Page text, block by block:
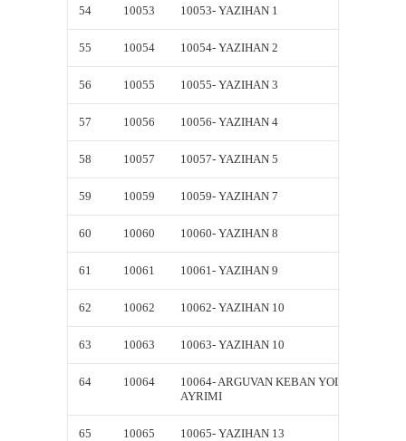
54 10053 10053- YAZIHAN 1
55 10054 10054- YAZIHAN 2
56 10055 10055- YAZIHAN 3
57 10056 10056- YAZIHAN 4
58 10057 10057- YAZIHAN 5
59 10059 10059- YAZIHAN 7
60 10060 10060- YAZIHAN 8
61 10061 10061- YAZIHAN 9
62 10062 10062- YAZIHAN 10
63 10063 10063- YAZIHAN 10
64 10064
10064- ARGUVAN KEBAN YOL
AYRIMI
65 10065 10065- YAZIHAN 13